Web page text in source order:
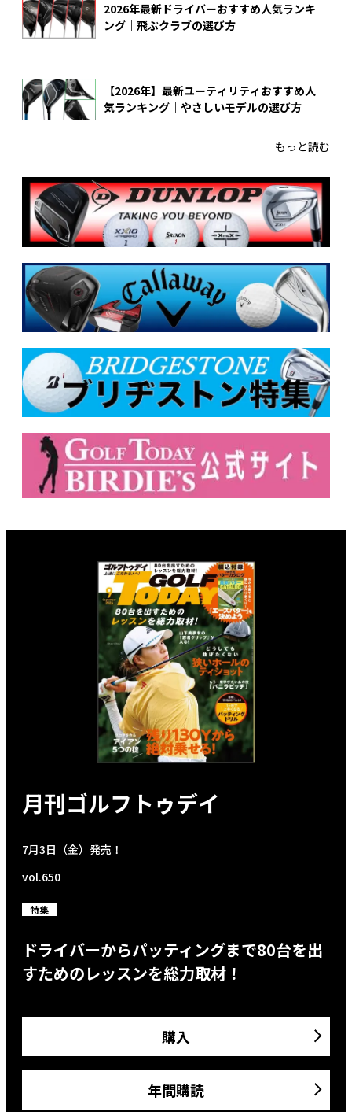
2026年最新ドライバーおすすめ人気ランキ
ング｜飛ぶクラブの選び方
【2026年】最新ユーティリティおすすめ人
気ランキング｜やさしいモデルの選び方
もっと読む
月刊ゴルフトゥデイ
7月3日（金）発売！
vol.650
特集
ドライバーからパッティングまで80台を出
すためのレッスンを総力取材！
購入
年間購読